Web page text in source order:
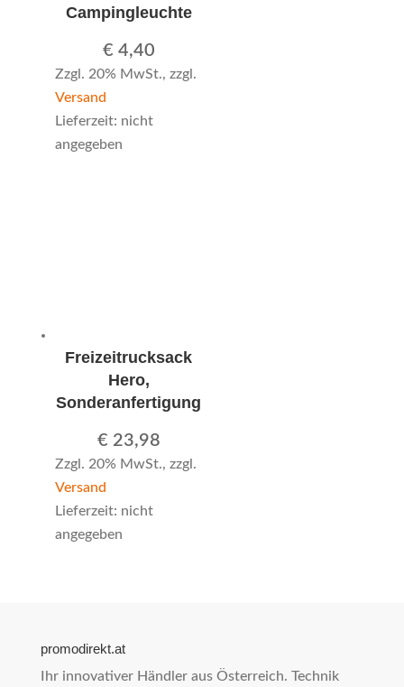
Campingleuchte
€ 4,40
Zzgl. 20% MwSt., zzgl.
Versand
Lieferzeit: nicht
angegeben
Freizeitrucksack
Hero,
Sonderanfertigung
€ 23,98
Zzgl. 20% MwSt., zzgl.
Versand
Lieferzeit: nicht
angegeben
promodirekt.at
Ihr innovativer Händler aus Österreich. Technik